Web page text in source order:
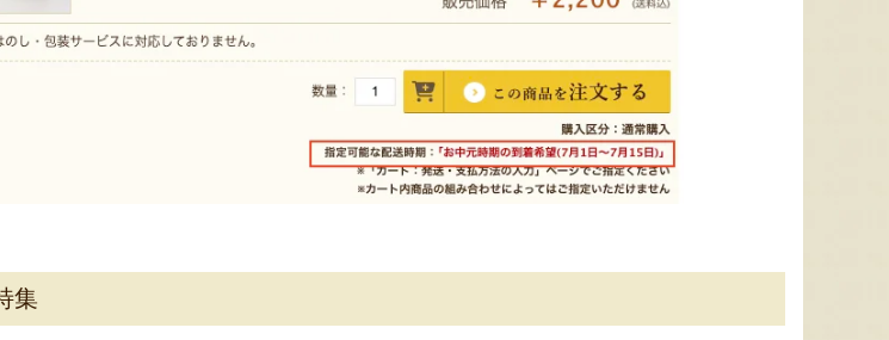
集
えば、毎日
間違いなし
す。
色とりどりのフルーツがぎゅ
最適。
寒河江市の肥沃な大地で育っ